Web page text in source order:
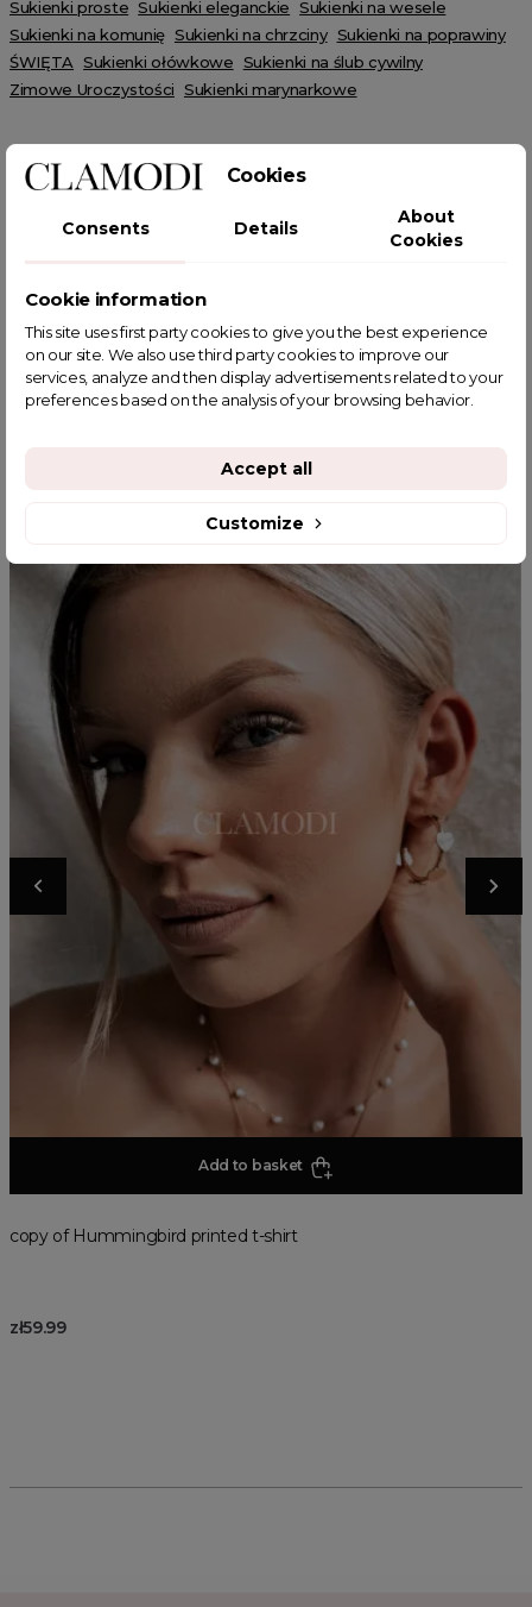
Sukienki proste Sukienki eleganckie Sukienki na wesele
Sukienki na komunię Sukienki na chrzciny Sukienki na poprawiny
ŚWIĘTA Sukienki ołówkowe Sukienki na ślub cywilny
Zimowe Uroczystości Sukienki marynarkowe
YOU MIGHT ALSO LIKE
Add to basket
copy of Hummingbird printed t-shirt
zł59.99
Cookies
Consents Details
About
Cookies
Cookie information
This site uses first party cookies to give you the best experience
on our site. We also use third party cookies to improve our
services, analyze and then display advertisements related to your
preferences based on the analysis of your browsing behavior.
Customize
Accept all